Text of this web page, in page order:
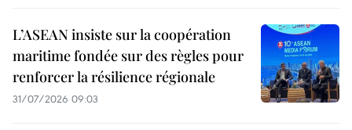
L’ASEAN insiste sur la coopération
maritime fondée sur des règles pour
renforcer la résilience régionale
31/07/2026 09:03